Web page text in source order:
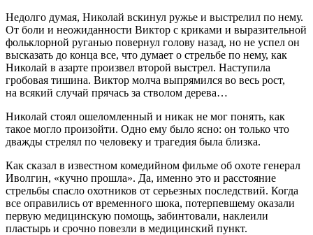
Недолго думая, Николай вскинул ружье и выстрелил по нему.
От боли и неожиданности Виктор с криками и выразительной
фольклорной руганью повернул голову назад, но не успел он
высказать до конца все, что думает о стрельбе по нему, как
Николай в азарте произвел второй выстрел. Наступила
гробовая тишина. Виктор молча выпрямился во весь рост,
на всякий случай прячась за стволом дерева…
Николай стоял ошеломленный и никак не мог понять, как
такое могло произойти. Одно ему было ясно: он только что
дважды стрелял по человеку и трагедия была близка.
Как сказал в известном комедийном фильме об охоте генерал
Иволгин, «кучно прошла». Да, именно это и расстояние
стрельбы спасло охотников от серьезных последствий. Когда
все оправились от временного шока, потерпевшему оказали
первую медицинскую помощь, забинтовали, наклеили
пластырь и срочно повезли в медицинский пункт.